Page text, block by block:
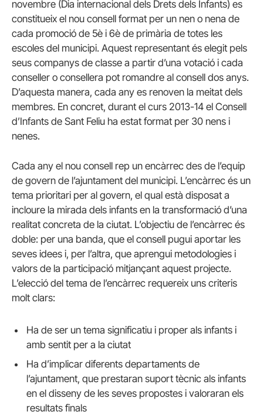
novembre (Dia internacional dels Drets dels Infants) es
constitueix el nou consell format per un nen o nena de
cada promoció de 5è i 6è de primària de totes les
escoles del municipi. Aquest representant és elegit pels
seus companys de classe a partir d’una votació i cada
conseller o consellera pot romandre al consell dos anys.
D’aquesta manera, cada any es renoven la meitat dels
membres. En concret, durant el curs 2013-14 el Consell
d’Infants de Sant Feliu ha estat format per 30 nens i
nenes.
Cada any el nou consell rep un encàrrec des de l’equip
de govern de l’ajuntament del municipi. L’encàrrec és un
tema prioritari per al govern, el qual està disposat a
incloure la mirada dels infants en la transformació d’una
realitat concreta de la ciutat. L’objectiu de l’encàrrec és
doble: per una banda, que el consell pugui aportar les
seves idees i, per l’altra, que aprengui metodologies i
valors de la participació mitjançant aquest projecte.
L’elecció del tema de l’encàrrec requereix uns criteris
molt clars:
Ha de ser un tema significatiu i proper als infants i
amb sentit per a la ciutat
Ha d’implicar diferents departaments de
l’ajuntament, que prestaran suport tècnic als infants
en el disseny de les seves propostes i valoraran els
resultats finals